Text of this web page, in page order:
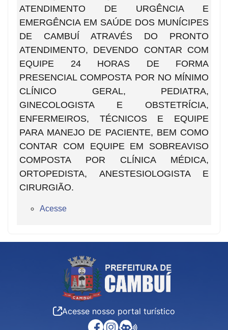
ATENDIMENTO DE URGÊNCIA E
EMERGÊNCIA EM SAÚDE DOS MUNÍCIPES
DE CAMBUÍ ATRAVÉS DO PRONTO
ATENDIMENTO, DEVENDO CONTAR COM
EQUIPE 24 HORAS DE FORMA
PRESENCIAL COMPOSTA POR NO MÍNIMO
CLÍNICO GERAL, PEDIATRA,
GINECOLOGISTA E OBSTETRÍCIA,
ENFERMEIROS, TÉCNICOS E EQUIPE
PARA MANEJO DE PACIENTE, BEM COMO
CONTAR COM EQUIPE EM SOBREAVISO
COMPOSTA POR CLÍNICA MÉDICA,
ORTOPEDISTA, ANESTESIOLOGISTA E
CIRURGIÃO.
Acesse
Acesse nosso portal turístico